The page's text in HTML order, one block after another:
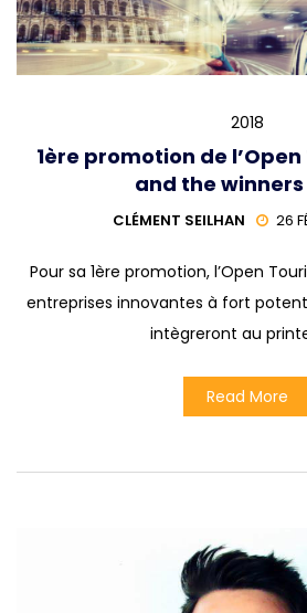
2018
1ère promotion de
and the
CLÉMENT SEILHAN 26
Pour sa 1ère promotion, l’Open
entreprises innovantes à fort
intègreront au
Read More